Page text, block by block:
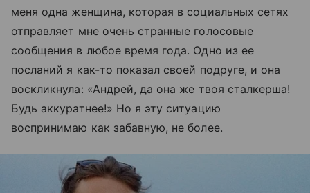
меня одна женщина, которая в социальных сетях
отправляет мне очень странные голосовые
сообщения в любое время года. Одно из ее
посланий я как-то показал своей подруге, и она
воскликнула: «Андрей, да она же твоя сталкерша!
Будь аккуратнее!» Но я эту ситуацию
воспринимаю как забавную, не более.